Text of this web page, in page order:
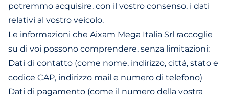
potremmo acquisire, con il vostro consenso, i dati
relativi al vostro veicolo.
Le informazioni che Aixam Mega Italia Srl raccoglie
su di voi possono comprendere, senza limitazioni:
Dati di contatto (come nome, indirizzo, città, stato e
codice CAP, indirizzo mail e numero di telefono)
Dati di pagamento (come il numero della vostra